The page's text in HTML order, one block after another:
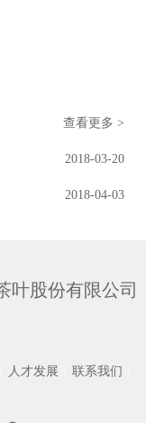
查看更多 >
2018-03-20
2018-04-03
叶股份有限公司
人才发展 联系我们